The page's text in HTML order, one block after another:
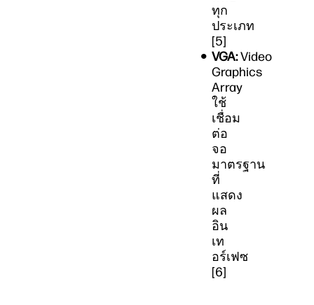
ทุก
ประเภท
[5]
VGA:Video
Graphics
Array
ใช้
เชื่อม
ต่อ
จอ
มาตรฐาน
ที่
แสดง
ผล
อิน
เท
อร์เฟซ
[6]